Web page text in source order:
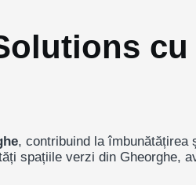
cu
, contribuind la îmbunătățirea
spațiile verzi din Gheorghe,